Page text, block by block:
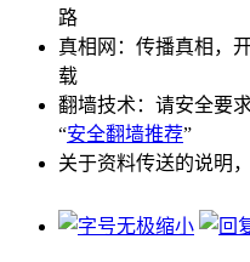
路
真相网：传播真相，
载
翻墙技术：请安全要
“安全翻墙推荐”
关于资料传送的说明，